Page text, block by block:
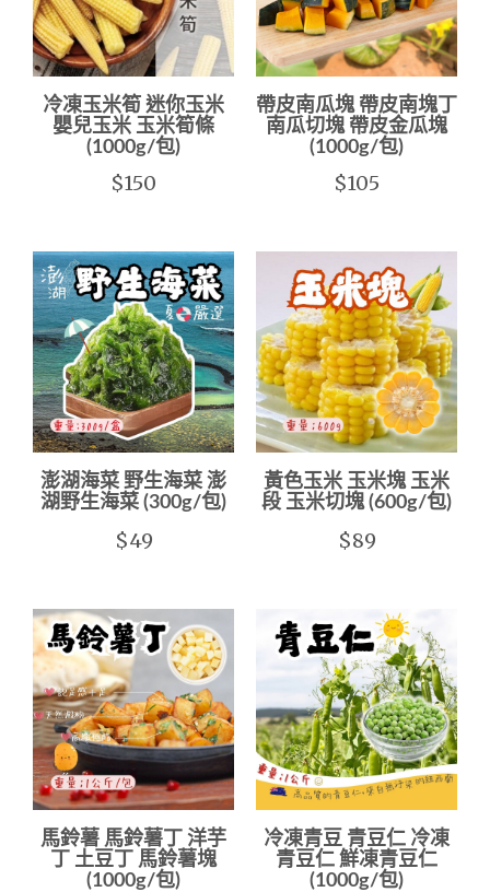
冷凍玉米筍 迷你玉米
嬰兒玉米 玉米筍條
(1000g/包)
$150
帶皮南瓜塊 帶皮南塊丁
南瓜切塊 帶皮金瓜塊
(1000g/包)
$105
澎湖海菜 野生海菜 澎
湖野生海菜 (300g/包)
$49
黃色玉米 玉米塊 玉米
段 玉米切塊 (600g/包)
$89
馬鈴薯 馬鈴薯丁 洋芋
丁 土豆丁 馬鈴薯塊
(1000g/包)
冷凍青豆 青豆仁 冷凍
青豆仁 鮮凍青豆仁
(1000g/包)